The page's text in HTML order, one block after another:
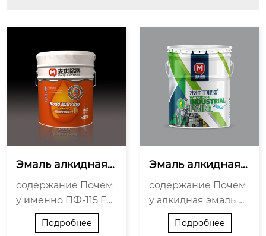
Эмаль алкидная
ПФ-115 Farbitex: н
адёжная защита
и декор для мета
содержание Почем
у именно ПФ-115 Far
bitex — а не аналог?
Где она работает —
Подробнее
Эмаль алкидная
для наружных ра
бот — надёжная з
ащита и яркий цв
содержание Почем
у алкидная эмаль —
не «устаревшее ре
шение» Что ломает
Подробнее